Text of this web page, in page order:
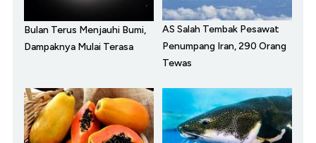
Bulan Terus Menjauhi Bumi,
Dampaknya Mulai Terasa
AS Salah Tembak Pesawat
Penumpang Iran, 290 Orang
Tewas